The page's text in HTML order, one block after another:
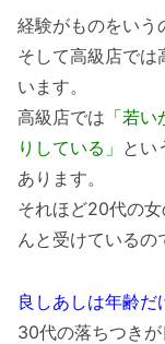
経験がものをいう
そして高級店では
います。
高級店では 「若
りしている」 とい
あります。
それほど20代の
んと受けているの
良しあしは年齢だ
30代の落ちつき